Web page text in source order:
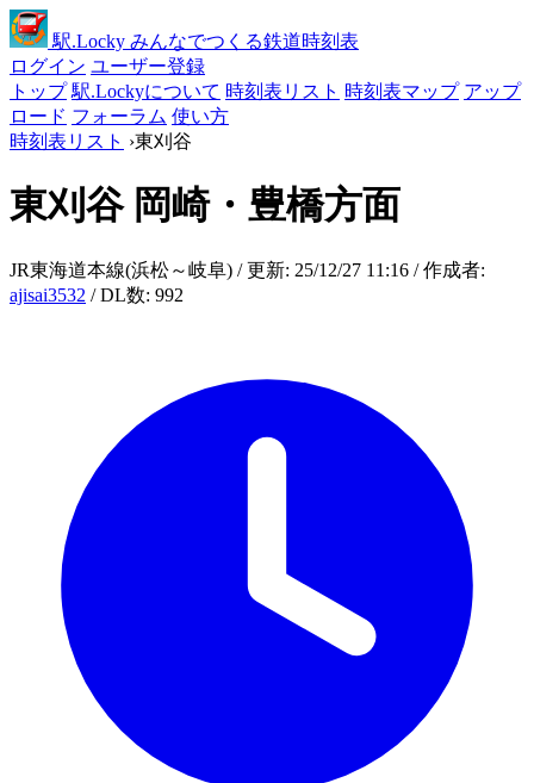
駅.Locky みんなでつくる鉄道時刻表
ログイン ユーザー登録
トップ 駅.Lockyについて 時刻表リスト 時刻表マップ アップ
ロード フォーラム 使い方
時刻表リスト ›東刈谷
東刈谷 岡崎・豊橋方面
JR東海道本線(浜松～岐阜) / 更新: 25/12/27 11:16 / 作成者:
ajisai3532 / DL数: 992